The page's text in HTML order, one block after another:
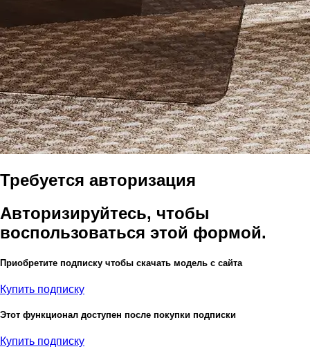
Требуется авторизация
Авторизируйтесь, чтобы
воспользоваться этой формой.
Приобретите подписку чтобы скачать модель с сайта
Купить подписку
Этот функционал доступен после покупки подписки
Купить подписку